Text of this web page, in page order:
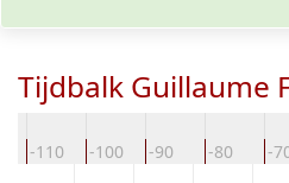
Tijdbalk Guillaume
-110 -100 -90 -80 -